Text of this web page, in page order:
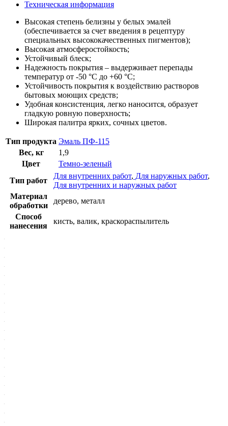
Техническая информация
Высокая степень белизны у белых эмалей
(обеспечивается за счет введения в рецептуру
специальных высококачественных пигментов);
Высокая атмосферостойкость;
Устойчивый блеск;
Надежность покрытия – выдерживает перепады
температур от -50 °С до +60 °С;
Устойчивость покрытия к воздействию растворов
бытовых моющих средств;
Удобная консистенция, легко наносится, образует
гладкую ровную поверхность;
Широкая палитра ярких, сочных цветов.
Тип продукта Эмаль ПФ-115
Вес, кг
1,9
Цвет
Темно-зеленый
Тип работ
Для внутренних работ, Для наружных работ,
Для внутренних и наружных работ
Материал
обработки
дерево, металл
Способ
нанесения
кисть, валик, краскораспылитель